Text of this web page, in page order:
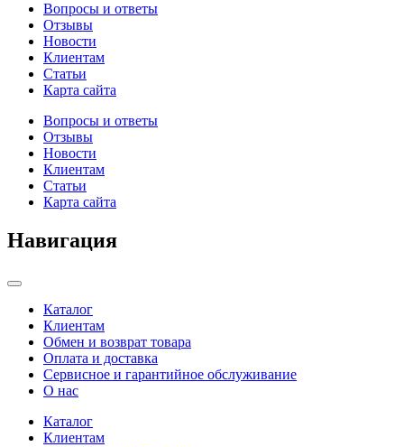
Вопросы и ответы
Отзывы
Новости
Клиентам
Статьи
Карта сайта
Вопросы и ответы
Отзывы
Новости
Клиентам
Статьи
Карта сайта
Навигация
Categories
Каталог
Клиентам
Обмен и возврат товара
Оплата и доставка
Сервисное и гарантийное обслуживание
О нас
Каталог
Клиентам